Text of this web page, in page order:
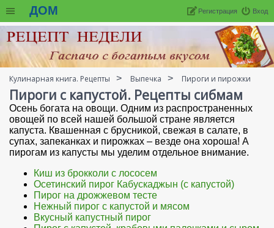
ДОМ Вход
Регистрация
Кулинарная книга. Рецепты Выпечка Пироги и пирожки
Пироги с капустой. Рецепты сибмам
Осень богата на овощи. Одним из распространенных
овощей по всей нашей большой стране является
капуста. Квашенная с брусникой, свежая в салате, в
супах, запеканках и пирожках – везде она хороша! А
пирогам из капусты мы уделим отдельное внимание.
Киш из брокколи с лососем
Осетинский пирог Кабускаджын (с капустой)
Пирог на дрожжевом тесте
Нежный пирог с капустой и мясом
Вкусный капустный пирог